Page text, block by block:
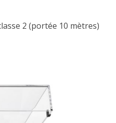
2 (portée 10 mètres)